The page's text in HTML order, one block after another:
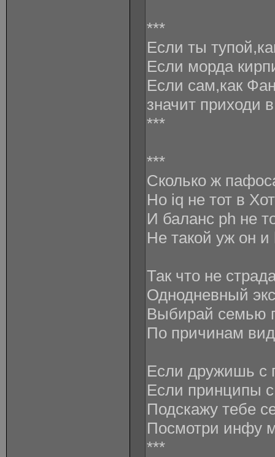
***
Если ты
Если морда
Если сам,как
значит приходи
***
***
Сколько ж
Но iq не тот в
И баланс ph не
Не такой уж он и
Так что не
Однодневный
Выбирай семью
По причинам
Если дружишь с
Если принципы
Подскажу тебе
Посмотри инфу
***